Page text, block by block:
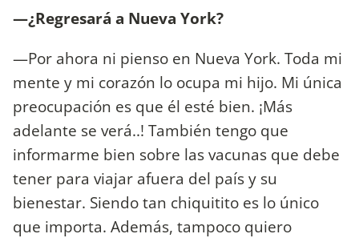
—¿Regresará a Nueva York?
—Por ahora ni pienso en Nueva York. Toda mi
mente y mi corazón lo ocupa mi hijo. Mi única
preocupación es que él esté bien. ¡Más
adelante se verá..! También tengo que
informarme bien sobre las vacunas que debe
tener para viajar afuera del país y su
bienestar. Siendo tan chiquitito es lo único
que importa. Además, tampoco quiero